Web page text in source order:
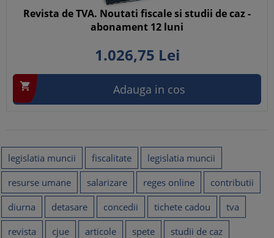
Revista de TVA. Noutati fiscale si studii de caz -
abonament 12 luni
1.026,75 Lei
 Adauga in cos
legislatia muncii fiscalitate
legislatia muncii
resurse umane
salarizare reges online
contributii
diurna
detasare concedii tichete cadou
tva
revista
cjue articole spete
studii de caz